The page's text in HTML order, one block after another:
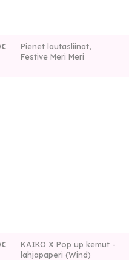
€
Pienet lautasliinat,
Festive Meri Meri
€
KAIKO X Pop up kemut -
lahjapaperi (Wind)